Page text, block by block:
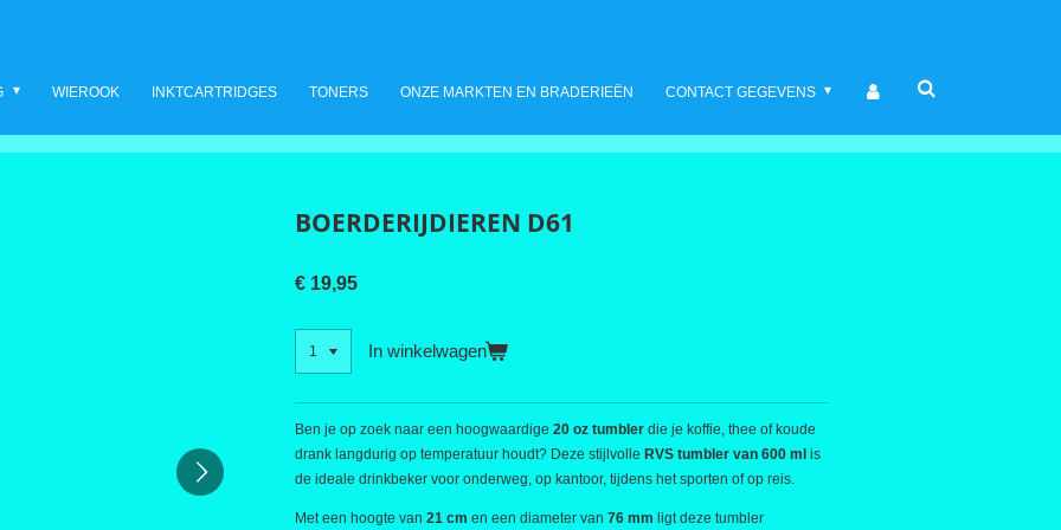
WIEROOK INKTCARTRIDGES TONERS ONZE MARKTEN EN BRADERIEËN CONTACT GEGEVENS
BOERDERIJDIEREN D61
€ 19,95
In winkelwagen
Ben je op zoek naar een hoogwaardige 20 oz tumbler die je koffie, thee of koude
drank langdurig op temperatuur houdt? Deze stijlvolle RVS tumbler van 600 ml is
de ideale drinkbeker voor onderweg, op kantoor, tijdens het sporten of op reis.
Met een hoogte van 21 cm en een diameter van 76 mm ligt deze tumbler